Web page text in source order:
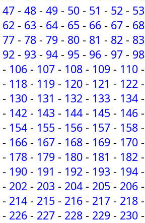
47 - 48 - 49 - 50 - 51 - 52 - 53
62 - 63 - 64 - 65 - 66 - 67 - 68
77 - 78 - 79 - 80 - 81 - 82 - 83
92 - 93 - 94 - 95 - 96 - 97 - 98
- 106 - 107 - 108 - 109 - 110 -
- 118 - 119 - 120 - 121 - 122 -
- 130 - 131 - 132 - 133 - 134 -
- 142 - 143 - 144 - 145 - 146 -
- 154 - 155 - 156 - 157 - 158 -
- 166 - 167 - 168 - 169 - 170 -
- 178 - 179 - 180 - 181 - 182 -
- 190 - 191 - 192 - 193 - 194 -
- 202 - 203 - 204 - 205 - 206 -
- 214 - 215 - 216 - 217 - 218 -
- 226 - 227 - 228 - 229 - 230 -